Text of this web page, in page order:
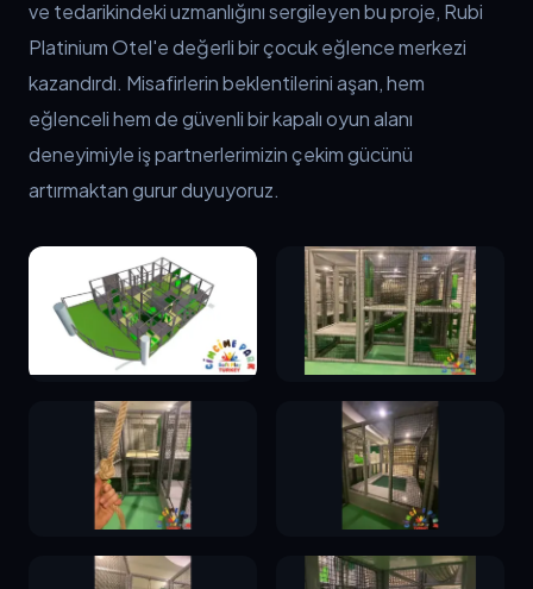
ve tedarikindeki uzmanlığını sergileyen bu proje, Rubi
Platinium Otel'e değerli bir çocuk eğlence merkezi
kazandırdı. Misafirlerin beklentilerini aşan, hem
eğlenceli hem de güvenli bir kapalı oyun alanı
deneyimiyle iş partnerlerimizin çekim gücünü
artırmaktan gurur duyuyoruz.